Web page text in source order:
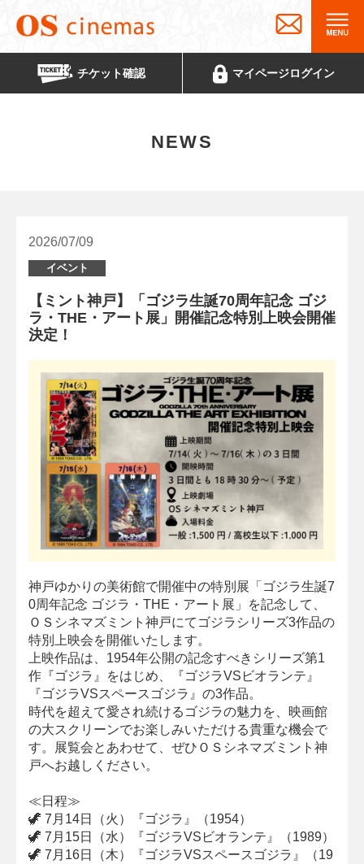
チケット確認 マイページログイン
NEWS
2026/07/09
イベント
【ミント神戸】「ゴジラ生誕70周年記念 ゴジ
ラ・THE・アート展」開催記念特別上映会開催
決定！
神戸ゆかりの美術館で開催中の特別展「ゴジラ生誕7
0周年記念 ゴジラ・THE・アート展」を記念して、
ＯＳシネマズミント神戸にてゴジラシリーズ3作品の
特別上映会を開催いたします。
上映作品は、1954年公開の記念すべきシリーズ第1
作『ゴジラ』をはじめ、『ゴジラVSビオランテ』
『ゴジラVSスペースゴジラ』の3作品。
時代を超えて愛され続けるゴジラの魅力を、映画館
の大スクリーンでお楽しみいただける貴重な機会で
す。展覧会とあわせて、ぜひＯＳシネマズミント神
戸へお越しください。
≪日程≫
🦖 7月14日（火）『ゴジラ』（1954）
🦖 7月15日（水）『ゴジラVSビオランテ』（1989）
🦖 7月16日（木）『ゴジラVSスペースゴジラ』（19